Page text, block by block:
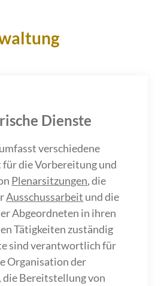
Dienste
verschiedene
für die Vorbereitung und
Plenarsitzungen, die
Ausschussarbeit und die
Abgeordneten in ihren
Tätigkeiten zuständig
sind verantwortlich für
Organisation der
die Bereitstellung von